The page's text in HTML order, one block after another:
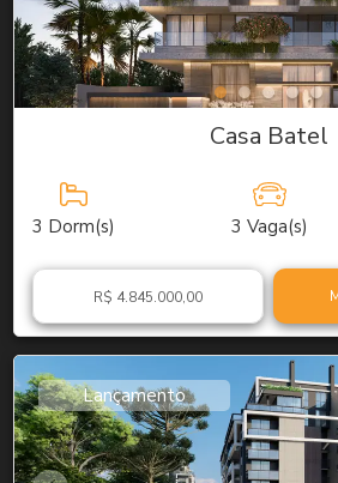
Casa Batel
3 Dorm(s) 3 Vaga(s)
R$ 4.845.000,00
Lançamento